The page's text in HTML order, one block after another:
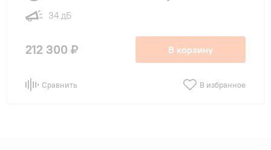
34 дБ
212 300 ₽ В корзину
Сравнить В избранное